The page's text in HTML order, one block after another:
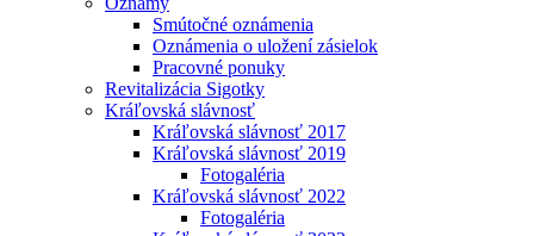
Smútočné oznámenia
Oznámenia o uložení zásielok
Pracovné ponuky
Revitalizácia Sigotky
Kráľovská slávnosť
Kráľovská slávnosť 2017
Kráľovská slávnosť 2019
Fotogaléria
Kráľovská slávnosť 2022
Fotogaléria